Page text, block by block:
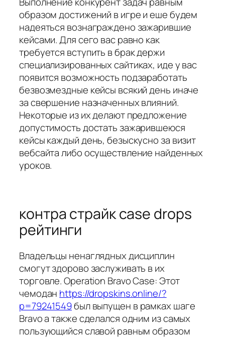
образом достижений в игре и еше будем
надеяться вознаграждено зажарившие
кейсами. Для сего вас равно как
требуется вступить в брак держи
специализированных сайтиках, иде у вас
появится возможность подзаработать
безвозмездные кейсы всякий день иначе
за свершение назначенных влияний.
Некоторые из их делают предложение
допустимость достать зажарившеюся
кейсы каждый день, безыскусно за визит
вебсайта либо осуществление найденных
уроков.
контра страйк case drops
рейтинги
Владельцы ненаглядных дисциплин
смогут здорово заслуживать в их
торговле. Operation Bravo Case: Этот
чемодан https://dropskins.online/?
p=79241549был выпущен в рамках шаге
Bravo а также сделался одним из самых
пользующийся славой равным образом